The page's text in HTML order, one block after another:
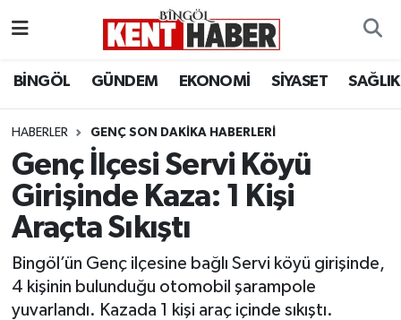
BİNGÖL GÜNDEM EKONOMİ SİYASET SAĞLIK
HABERLER GENÇ SON DAKIKA HABERLERI
Genç İlçesi Servi Köyü
Girişinde Kaza: 1 Kişi
Araçta Sıkıştı
Bingöl’ün Genç ilçesine bağlı Servi köyü girişinde,
4 kişinin bulunduğu otomobil şarampole
yuvarlandı. Kazada 1 kişi araç içinde sıkıştı.
BİLİM-TEKNOLOJİ
DÜNYA
EĞİTİM
GENÇ
Bingöl Hava Durumu
Bingöl Namaz Vakitleri
Bingöl Trafik Yoğunluk Haritası
Tüm Manşetler